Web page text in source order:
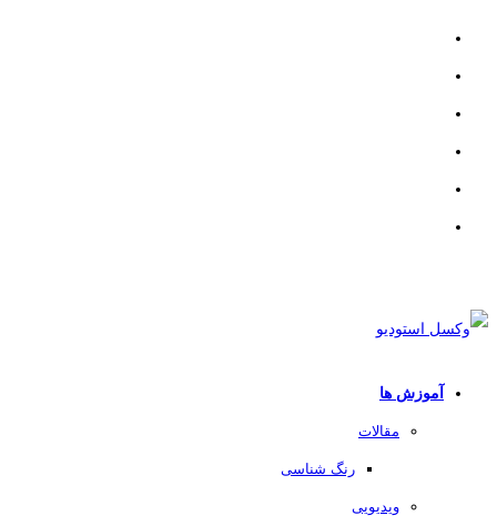
آموزش ها
مقالات
رنگ شناسی
ویدیویی